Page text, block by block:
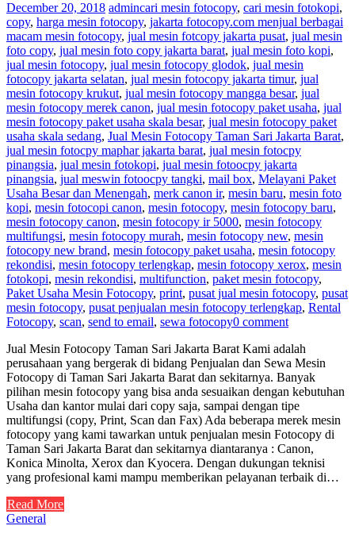
December 20, 2018 admincari mesin fotocopy, cari mesin fotokopi,
copy, harga mesin fotocopy, jakarta fotocopy.com menjual berbagai
macam mesin fotocopy, jual mesin fotcopy jakarta pusat, jual mesin
foto copy, jual mesin foto copy jakarta barat, jual mesin foto kopi,
jual mesin fotocopy, jual mesin fotocopy glodok, jual mesin
fotocopy jakarta selatan, jual mesin fotocopy jakarta timur, jual
mesin fotocopy krukut, jual mesin fotocopy mangga besar, jual
mesin fotocopy merek canon, jual mesin fotocopy paket usaha, jual
mesin fotocopy paket usaha skala besar, jual mesin fotocopy paket
usaha skala sedang, Jual Mesin Fotocopy Taman Sari Jakarta Barat,
jual mesin fotocpy maphar jakarta barat, jual mesin fotocpy
pinangsia, jual mesin fotokopi, jual mesin fotoocpy jakarta
pinangsia, jual meswin fotoocpy tangki, mail box, Melayani Paket
Usaha Besar dan Menengah, merk canon ir, mesin baru, mesin foto
kopi, mesin fotocopi canon, mesin fotocopy, mesin fotocopy baru,
mesin fotocopy canon, mesin fotocopy ir 5000, mesin fotocopy
multifungsi, mesin fotocopy murah, mesin fotocopy new, mesin
fotocopy new brand, mesin fotocopy paket usaha, mesin fotocopy
rekondisi, mesin fotocopy terlengkap, mesin fotocopy xerox, mesin
fotokopi, mesin rekondisi, multifunction, paket mesin fotocopy,
Paket Usaha Mesin Fotocopy, print, pusat jual mesin fotocopy, pusat
mesin fotocopy, pusat penjualan mesin fotocopy terlengkap, Rental
Fotocopy, scan, send to email, sewa fotocopy0 comment
Jual Mesin Fotocopy Taman Sari Jakarta Barat Kami adalah
perusahaan yang bergerak di bidang Penjualan dan Sewa Mesin
Fotocopy di Taman Sari Jakarta Barat dan sekitarnya. Banyak
pilihan mesin fotocopy yang bisa anda sesuaikan dengan kebutuhan
Usaha dan kantor mulai dari copy saja, sampai dengan tipe
multifungsi (copy, Print, Scan dan Fax) Ada beberapa merek mesin
fotocopy yang kami tawarkan untuk penjualan mesin Fotocopy di
Taman Sari Jakarta Barat dan sekitarnya diantaranya : Canon,
Konica Minolta, Xerox dan Kyocera. Dengan dukungan teknisi
yang profesional kami mampu memberikan pelayanan terbaik di…
Read More
General